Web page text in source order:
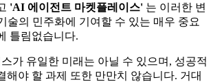
'AI 에이전트 마켓플레이스' 는 이러한 변
술의 민주화에 기여할 수 있는 매우 중요
틀림없습니다.
가 유일한 미래는 아닐 수 있으며, 성공적
해야 할 과제 또한 만만치 않습니다. 거대